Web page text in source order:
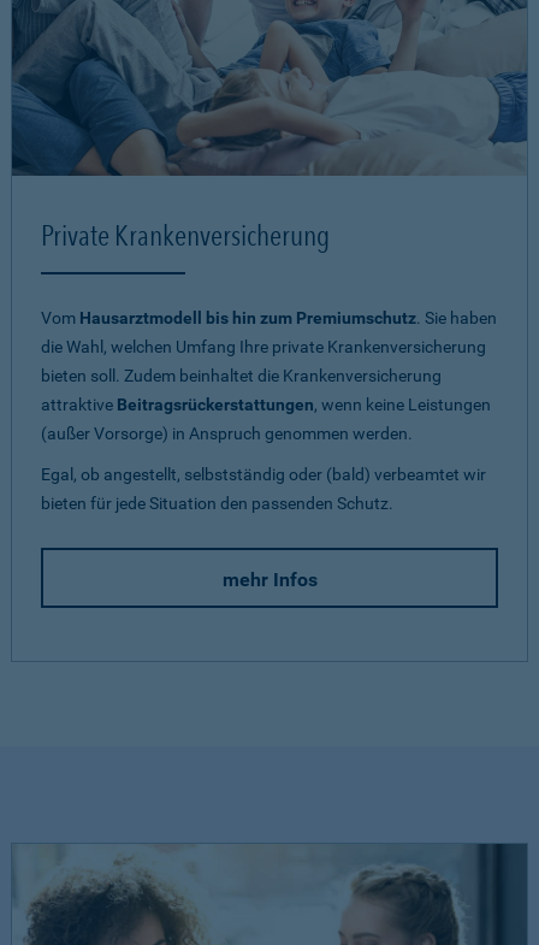
Private Krankenversicherung
Vom Hausarztmodell bis hin zum Premiumschutz. Sie haben
die Wahl, welchen Umfang Ihre private Krankenversicherung
bieten soll. Zudem beinhaltet die Krankenversicherung
attraktive Beitragsrückerstattungen, wenn keine Leistungen
(außer Vorsorge) in Anspruch genommen werden.
Egal, ob angestellt, selbstständig oder (bald) verbeamtet wir
bieten für jede Situation den passenden Schutz.
mehr Infos